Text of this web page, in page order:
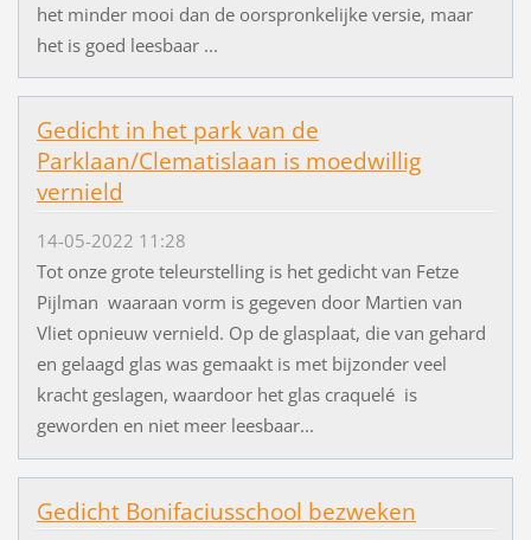
het minder mooi dan de oorspronkelijke versie, maar
het is goed leesbaar ...
Gedicht in het park van de
Parklaan/Clematislaan is moedwillig
vernield
14-05-2022 11:28
Tot onze grote teleurstelling is het gedicht van Fetze
Pijlman waaraan vorm is gegeven door Martien van
Vliet opnieuw vernield. Op de glasplaat, die van gehard
en gelaagd glas was gemaakt is met bijzonder veel
kracht geslagen, waardoor het glas craquelé is
geworden en niet meer leesbaar...
Gedicht Bonifaciusschool bezweken